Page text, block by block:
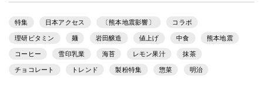
特集 日本アクセス 〔熊本地震影響〕 コラボ
理研ビタミン 麺 岩田醸造 値上げ 中食 熊本地震
コーヒー 雪印乳業 海苔 レモン果汁 抹茶
チョコレート トレンド 製粉特集 惣菜 明治